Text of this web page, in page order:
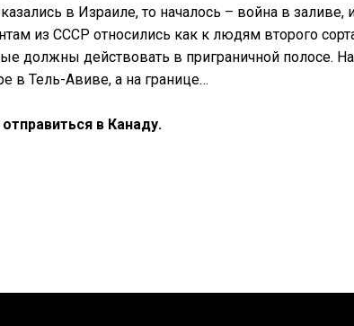
в Израиле, то началось – война в заливе,
из СССР относились как к людям второго
должны действовать в приграничной полосе.
в Тель-Авиве, а на границе…
в Канаду.